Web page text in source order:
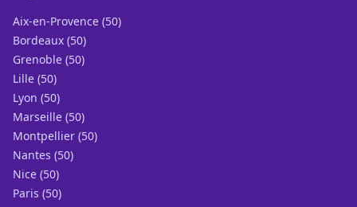
Aix-en-Provence (50)
Bordeaux (50)
Grenoble (50)
Lille (50)
Lyon (50)
Marseille (50)
Montpellier (50)
Nantes (50)
Nice (50)
Paris (50)